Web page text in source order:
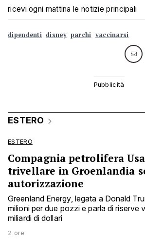
ricevi ogni mattina le notizie principali
dipendenti disney parchi vaccinarsi
ESTERO
ESTERO
Compagnia petrolifera
trivellare in Groenlandia
autorizzazione
Greenland Energy, legata a Donald
milioni per due pozzi e parla di riserve
miliardi di dollari
2 ore